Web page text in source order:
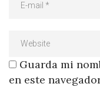
Guarda mi
en este